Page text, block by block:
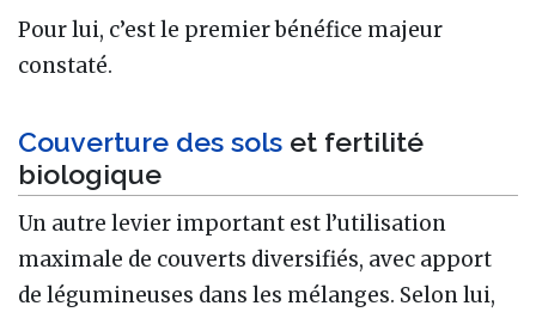
Pour lui, c’est le premier bénéfice majeur
constaté.
Couverture des sols et fertilité
biologique
Un autre levier important est l’utilisation
maximale de couverts diversifiés, avec apport
de légumineuses dans les mélanges. Selon lui,